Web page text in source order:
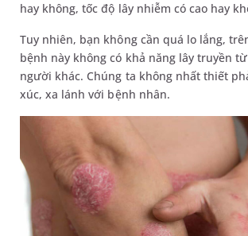
hay không, tốc độ lây nhiễm có cao hay
Tuy nhiên, bạn không cần quá lo lắng,
bệnh này không có khả năng lây truyền
người khác. Chúng ta không nhất thiết
xúc, xa lánh với bệnh nhân.